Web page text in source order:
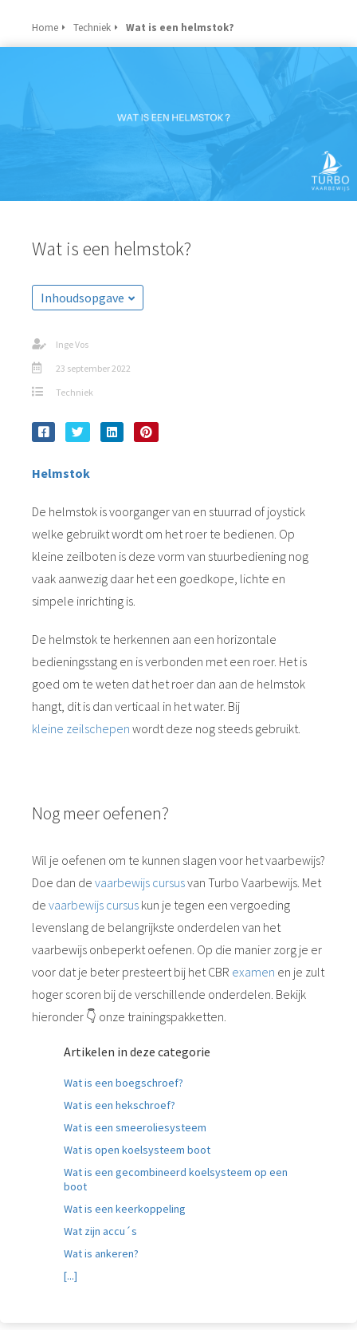
Home Techniek Wat is een helmstok?
Wat is een helmstok?
Inhoudsopgave
Inge Vos
23 september 2022
Techniek
Helmstok
De helmstok is voorganger van en stuurrad of joystick
welke gebruikt wordt om het roer te bedienen. Op
kleine zeilboten is deze vorm van stuurbediening nog
vaak aanwezig daar het een goedkope, lichte en
simpele inrichting is.
De helmstok te herkennen aan een horizontale
bedieningsstang en is verbonden met een roer. Het is
goed om te weten dat het roer dan aan de helmstok
hangt, dit is dan verticaal in het water. Bij
kleine zeilschepen wordt deze nog steeds gebruikt.
Nog meer oefenen?
Wil je oefenen om te kunnen slagen voor het vaarbewijs?
Doe dan de vaarbewijs cursusvan Turbo Vaarbewijs. Met
de vaarbewijs cursus kun je tegen een vergoeding
levenslang de belangrijkste onderdelen van het
vaarbewijs onbeperkt oefenen. Op die manier zorg je er
voor dat je beter presteert bij het CBR examen en je zult
hoger scoren bij de verschillende onderdelen. Bekijk
hieronder 👇 onze trainingspakketten.
Artikelen in deze categorie
Wat is een boegschroef?
Wat is een hekschroef?
Wat is een smeeroliesysteem
Wat is open koelsysteem boot
Wat is een gecombineerd koelsysteem op een
boot
Wat is een keerkoppeling
Wat zijn accu´s
Wat is ankeren?
[...]